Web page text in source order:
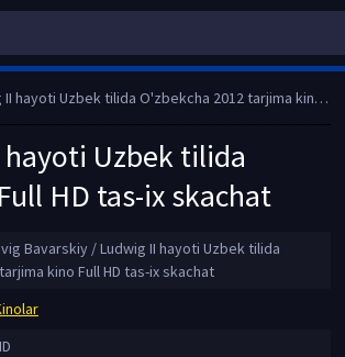
tilida O'zbekcha 2012 tarjima kino Full HD tas-ix skachat
Uzbek tilida
HD tas-ix skachat
Bavarskiy / Ludwig II hayoti Uzbek tilida
kino Full HD tas-ix skachat